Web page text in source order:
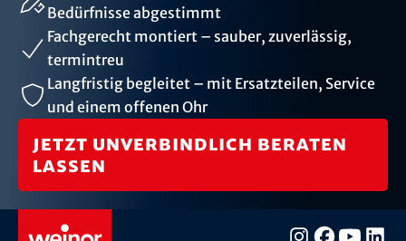
Bedürfnisse abgestimmt
Fachgerecht montiert – sauber, zuverlässig,
termintreu
Langfristig begleitet – mit Ersatzteilen, Service
und einem offenen Ohr
Jetzt unverbindlich beraten
lassen